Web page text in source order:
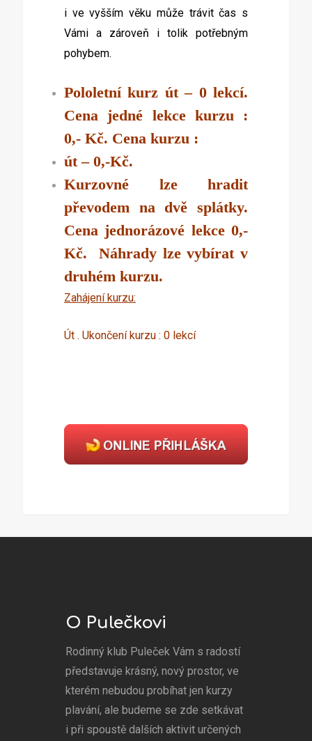
i ve vyšším věku může trávit čas s
Vámi a zároveň i tolik potřebným
pohybem.
Pololetní kurz út – 0 lekcí.
Cena jedné lekce kurzu :
0,- Kč. Cena kurzu :
út – 0,-Kč.
Kurzovné lze hradit
převodem na dvě splátky.
Cena jednorázové lekce 0,-
Kč. Náhrady lze vybírat v
druhém kurzu.
Zahájení kurzu:
Út . Ukončení kurzu : 0 lekcí
O Pulečkovi
Rodinný klub Puleček Vám s radostí
představuje krásný, nový prostor, ve
kterém nebudou probíhat jen kurzy
plavání, ale budeme se zde setkávat
i při spoustě dalších aktivit určených